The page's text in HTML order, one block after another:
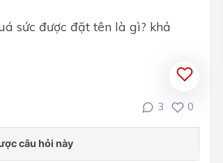
sức được đặt tên là gì? khả
3 0